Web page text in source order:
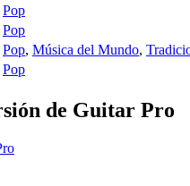
Pop
Pop
Pop, Música del Mundo,
Pop
de Guitar Pro